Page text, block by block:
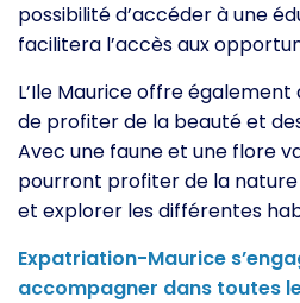
possibilité d’accéder à une
facilitera l’accès aux
L’Ile Maurice offre
de profiter de la beauté et
Avec une faune et une flore
pourront profiter de la nature
et explorer les différentes
Expatriation-Maurice
accompagner dans toutes